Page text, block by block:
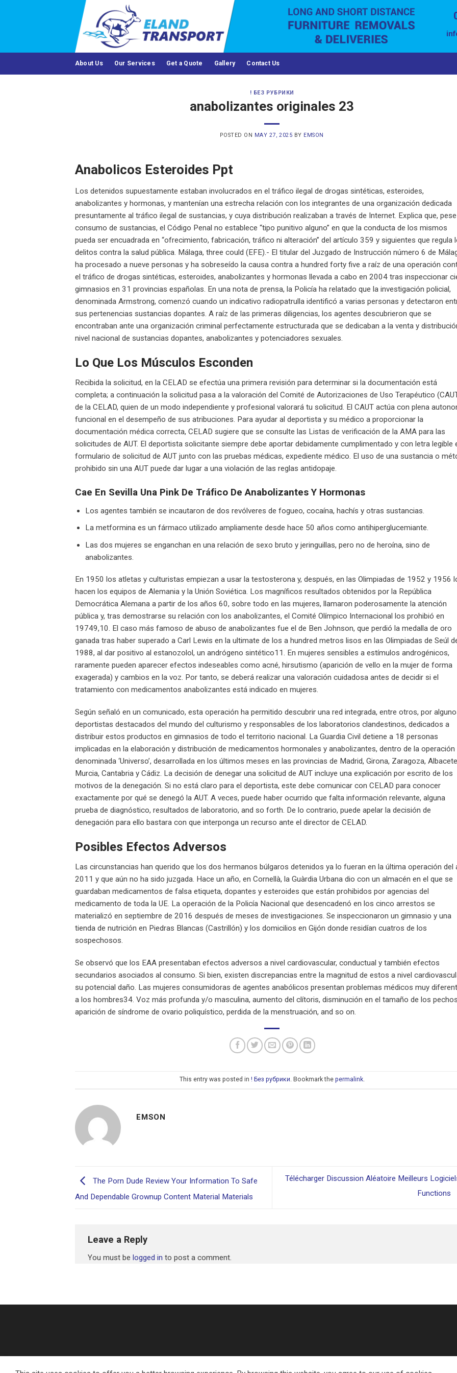
About Us Our Services Get a Quote Gallery Contact Us
! БЕЗ РУБРИКИ
anabolizantes originales 23
POSTED ON MAY 27, 2025 BY EMSON
Anabolicos Esteroides Ppt
Los detenidos supuestamente estaban involucrados en el tráfico ilegal de drogas sintéticas, esteroides,
anabolizantes y hormonas, y mantenían una estrecha relación con los integrantes de una organización dedicada
presuntamente al tráfico ilegal de sustancias, y cuya distribución realizaban a través de Internet. Explica que,
consumo de sustancias, el Código Penal no establece “tipo punitivo alguno” en que la conducta de los mismos
pueda ser encuadrada en “ofrecimiento, fabricación, tráfico ni alteración” del artículo 359 y siguientes que regula
delitos contra la salud pública. Málaga, three could (EFE).- El titular del Juzgado de Instrucción número 6 de
ha procesado a nueve personas y ha sobreseído la causa contra a hundred forty five a raíz de una operación
el tráfico de drogas sintéticas, esteroides, anabolizantes y hormonas llevada a cabo en 2004 tras inspeccionar
gimnasios en 31 provincias españolas. En una nota de prensa, la Policía ha relatado que la investigación policial,
denominada Armstrong, comenzó cuando un indicativo radiopatrulla identificó a varias personas y detectaron
sus pertenencias sustancias dopantes. A raíz de las primeras diligencias, los agentes descubrieron que se
encontraban ante una organización criminal perfectamente estructurada que se dedicaban a la venta y
nivel nacional de sustancias dopantes, anabolizantes y potenciadores sexuales.
Lo Que Los Músculos Esconden
Recibida la solicitud, en la CELAD se efectúa una primera revisión para determinar si la documentación está
completa; a continuación la solicitud pasa a la valoración del Comité de Autorizaciones de Uso Terapéutico
de la CELAD, quien de un modo independiente y profesional valorará tu solicitud. El CAUT actúa con plena
funcional en el desempeño de sus atribuciones. Para ayudar al deportista y su médico a proporcionar la
documentación médica correcta, CELAD sugiere que se consulte las Listas de verificación de la AMA para las
solicitudes de AUT. El deportista solicitante siempre debe aportar debidamente cumplimentado y con letra legible
formulario de solicitud de AUT junto con las pruebas médicas, expediente médico. El uso de una sustancia o
prohibido sin una AUT puede dar lugar a una violación de las reglas antidopaje.
Cae En Sevilla Una Pink De Tráfico De Anabolizantes Y Hormonas
Los agentes también se incautaron de dos revólveres de fogueo, cocaína, hachís y otras sustancias.
La metformina es un fármaco utilizado ampliamente desde hace 50 años como antihiperglucemiante.
Las dos mujeres se enganchan en una relación de sexo bruto y jeringuillas, pero no de heroína, sino de
anabolizantes.
En 1950 los atletas y culturistas empiezan a usar la testosterona y, después, en las Olimpiadas de 1952 y 1956
hacen los equipos de Alemania y la Unión Soviética. Los magníficos resultados obtenidos por la República
Democrática Alemana a partir de los años 60, sobre todo en las mujeres, llamaron poderosamente la atención
pública y, tras demostrarse su relación con los anabolizantes, el Comité Olímpico Internacional los prohibió en
19749,10. El caso más famoso de abuso de anabolizantes fue el de Ben Johnson, que perdió la medalla de oro
ganada tras haber superado a Carl Lewis en la ultimate de los a hundred metros lisos en las Olimpiadas de Seúl
1988, al dar positivo al estanozolol, un andrógeno sintético11. En mujeres sensibles a estímulos androgénicos,
raramente pueden aparecer efectos indeseables como acné, hirsutismo (aparición de vello en la mujer de forma
exagerada) y cambios en la voz. Por tanto, se deberá realizar una valoración cuidadosa antes de decidir si el
tratamiento con medicamentos anabolizantes está indicado en mujeres.
Según señaló en un comunicado, esta operación ha permitido descubrir una red integrada, entre otros, por
deportistas destacados del mundo del culturismo y responsables de los laboratorios clandestinos, dedicados a
distribuir estos productos en gimnasios de todo el territorio nacional. La Guardia Civil detiene a 18 personas
implicadas en la elaboración y distribución de medicamentos hormonales y anabolizantes, dentro de la operación
denominada ‘Universo’, desarrollada en los últimos meses en las provincias de Madrid, Girona, Zaragoza,
Murcia, Cantabria y Cádiz. La decisión de denegar una solicitud de AUT incluye una explicación por escrito de los
motivos de la denegación. Si no está claro para el deportista, este debe comunicar con CELAD para conocer
exactamente por qué se denegó la AUT. A veces, puede haber ocurrido que falta información relevante, alguna
prueba de diagnóstico, resultados de laboratorio, and so forth. De lo contrario, puede apelar la decisión de
denegación para ello bastara con que interponga un recurso ante el director de CELAD.
Posibles Efectos Adversos
Las circunstancias han querido que los dos hermanos búlgaros detenidos ya lo fueran en la última operación del
2011 y que aún no ha sido juzgada. Hace un año, en Cornellà, la Guàrdia Urbana dio con un almacén en el que se
guardaban medicamentos de falsa etiqueta, dopantes y esteroides que están prohibidos por agencias del
medicamento de toda la UE. La operación de la Policía Nacional que desencadenó en los cinco arrestos se
materializó en septiembre de 2016 después de meses de investigaciones. Se inspeccionaron un gimnasio y una
tienda de nutrición en Piedras Blancas (Castrillón) y los domicilios en Gijón donde residían cuatros de los
sospechosos.
Se observó que los EAA presentaban efectos adversos a nivel cardiovascular, conductual y también efectos
secundarios asociados al consumo. Si bien, existen discrepancias entre la magnitud de estos a nivel
su potencial daño. Las mujeres consumidoras de agentes anabólicos presentan problemas médicos muy
a los hombres34. Voz más profunda y/o masculina, aumento del clítoris, disminución en el tamaño de los
aparición de síndrome de ovario poliquístico, perdida de la menstruación, and so on.
This entry was posted in ! Без рубрики. Bookmark the permalink.
EMSON
The Porn Dude Review Your Information To Safe
And Dependable Grownup Content Material Materials
Télécharger Discussion Aléatoire Meilleurs
Functions
Leave a Reply
You must be logged in to post a comment.